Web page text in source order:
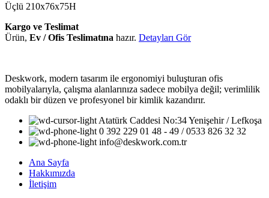
Üçlü 210x76x75H
Kargo ve Teslimat
Ürün, Ev / Ofis Teslimatına hazır. Detayları Gör
Deskwork, modern tasarım ile ergonomiyi buluşturan ofis
mobilyalarıyla, çalışma alanlarınıza sadece mobilya değil; verimlilik
odaklı bir düzen ve profesyonel bir kimlik kazandırır.
Atatürk Caddesi No:34 Yenişehir / Lefkoşa
0 392 229 01 48 - 49 / 0533 826 32 32
info@deskwork.com.tr
Ana Sayfa
Hakkımızda
İletişim